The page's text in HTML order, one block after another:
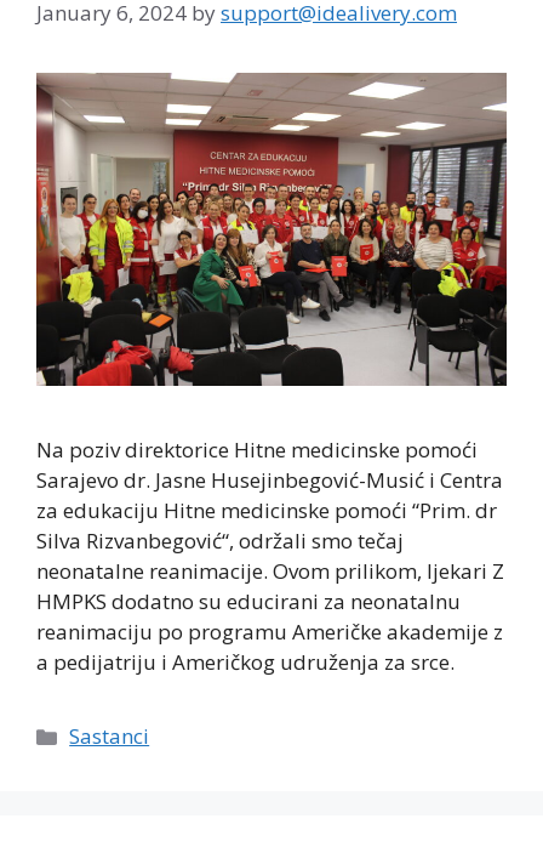
January 6, 2024 bysupport@idealivery.com
Na poziv direktorice Hitne medicinske pomoći
Sarajevo dr. Jasne Husejinbegović-Musić i Centra
za edukaciju Hitne medicinske pomoći “Prim. dr
Silva Rizvanbegović“, održali smo tečaj
neonatalne reanimacije. Ovom prilikom, ljekari Z
HMPKS dodatno su educirani za neonatalnu
reanimaciju po programu Američke akademije z
a pedijatriju i Američkog udruženja za srce.
Categories
Sastanci